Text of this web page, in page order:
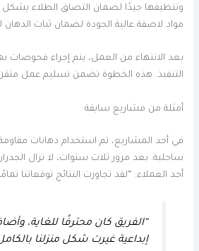
وتنظيفها جيدًا لضمان التصاق الطلاء بشكل
مواد لاصقة عالية الجودة لضمان ثبات الدهان
بعد الانتهاء من العمل، يتم إجراء فحوصات
التنفيذ. هذه الخطوة تضمن تسليم عمل متقن
أمثلة من مشاريع سابقة
في أحد المشاريع، تم استخدام دهانات
ساحلية. بعد مرور ثلاث سنوات، لا تزال
أحد العملاء: “لقد تجاوزت النتائج توقعاتنا
“الفريق كان محترفًا للغاية،
إبداعية غيرت شكل منزلنا